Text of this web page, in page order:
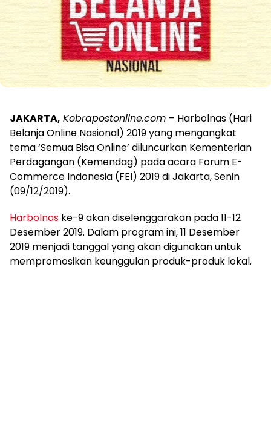
JAKARTA, Kobrapostonline.com – Harbolnas (Hari
Belanja Online Nasional) 2019 yang mengangkat
tema ‘Semua Bisa Online’ diluncurkan Kementerian
Perdagangan (Kemendag) pada acara Forum E-
Commerce Indonesia (FEI) 2019 di Jakarta, Senin
(09/12/2019).
Harbolnas ke-9 akan diselenggarakan pada 11-12
Desember 2019. Dalam program ini, 11 Desember
2019 menjadi tanggal yang akan digunakan untuk
mempromosikan keunggulan produk-produk lokal.